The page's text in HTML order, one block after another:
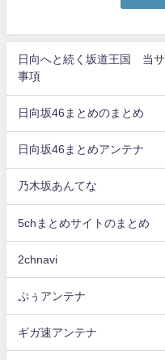
日向へと続く坂道王国 当
事項
日向坂46まとめのまとめ
日向坂46まとめアンテナ
乃木坂あんてな
5chまとめサイトのまとめ
2chnavi
ぷぅアンテナ
ギガ速アンテナ